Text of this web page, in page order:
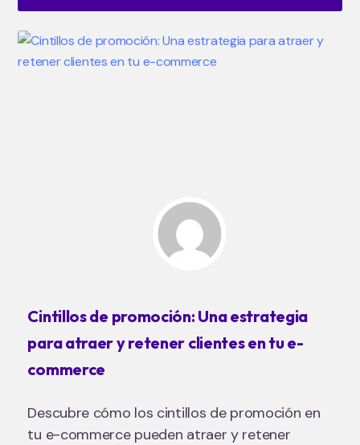
Cintillos de promoción: Una estrategia
para atraer y retener clientes en tu e-
commerce
Descubre cómo los cintillos de promoción en
tu e-commerce pueden atraer y retener